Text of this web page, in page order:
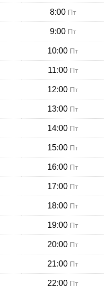
8:00 Пт
9:00 Пт
10:00 Пт
11:00 Пт
12:00 Пт
13:00 Пт
14:00 Пт
15:00 Пт
16:00 Пт
17:00 Пт
18:00 Пт
19:00 Пт
20:00 Пт
21:00 Пт
22:00 Пт